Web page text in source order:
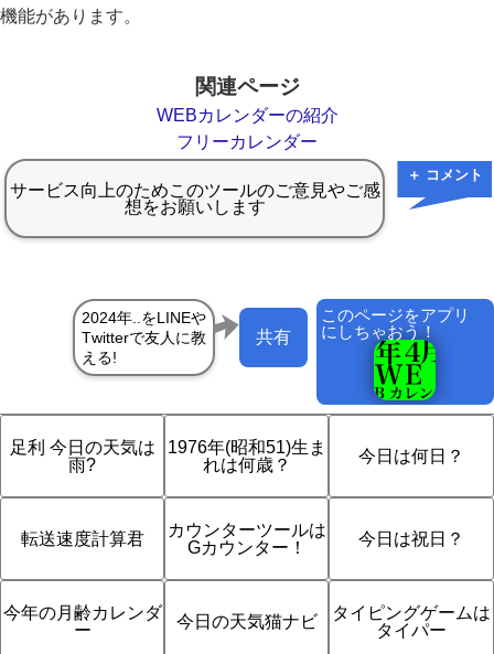
機能があります。
関連ページ
WEBカレンダーの紹介
フリーカレンダー
＋ コメント
このページをアプリ
にしちゃおう！
共有
足利 今日の天気は
雨?
1976年(昭和51)生ま
れは何歳？
今日は何日？
転送速度計算君
カウンターツールは
Gカウンター！
今日は祝日？
今年の月齢カレンダ
ー
今日の天気猫ナビ
タイピングゲームは
タイパー